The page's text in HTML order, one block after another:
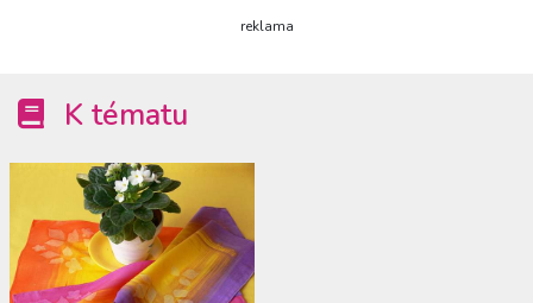
reklama
K tématu